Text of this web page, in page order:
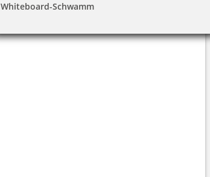
Whiteboard-Schwamm